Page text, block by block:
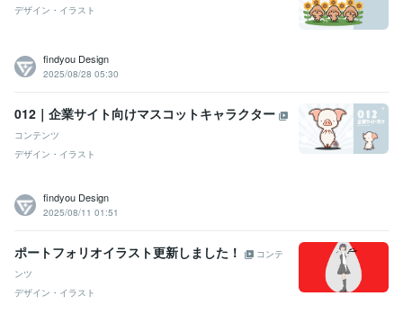
デザイン・イラスト
findyou Design
2025/08/28 05:30
012｜企業サイト向けマスコットキャラクター
コンテンツ
デザイン・イラスト
findyou Design
2025/08/11 01:51
ポートフォリオイラスト更新しました！
コンテ
ンツ
デザイン・イラスト